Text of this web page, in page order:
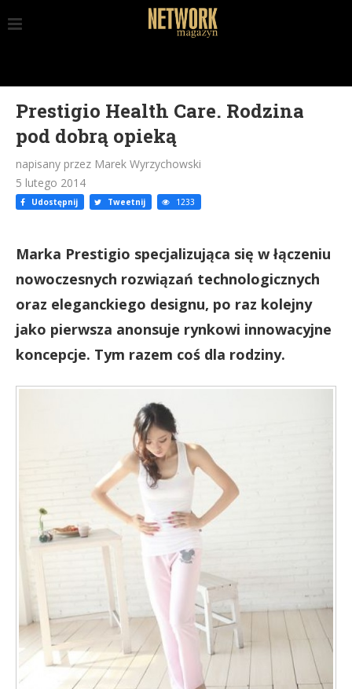
Prestigio Health Care. Rodzina
pod dobrą opieką
napisany przez Marek Wyrzychowski
5 lutego 2014
Udostępnij Tweetnij 1233
Marka Prestigio specjalizująca się w łączeniu
nowoczesnych rozwiązań technologicznych
oraz eleganckiego designu, po raz kolejny
jako pierwsza anonsuje rynkowi innowacyjne
koncepcje. Tym razem coś dla rodziny.